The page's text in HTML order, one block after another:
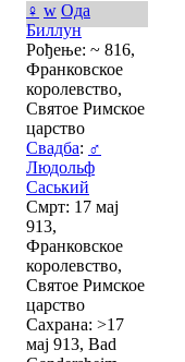
♀ w Ода
Биллун
Рођење: ~ 816,
Франковское
королевство,
Святое Римское
царство
Свадба: ♂
Людольф
Саський
Смрт: 17 мај
913,
Франковское
королевство,
Святое Римское
царство
Сахрана: >17
мај 913, Bad